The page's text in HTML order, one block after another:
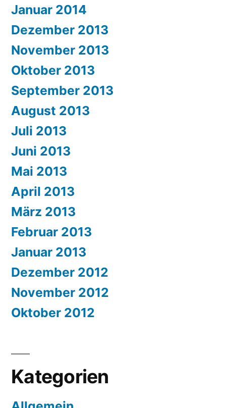
Januar 2014
Dezember 2013
November 2013
Oktober 2013
September 2013
August 2013
Juli 2013
Juni 2013
Mai 2013
April 2013
März 2013
Februar 2013
Januar 2013
Dezember 2012
November 2012
Oktober 2012
Kategorien